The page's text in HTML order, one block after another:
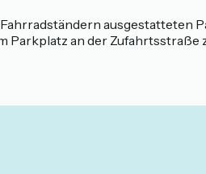
ausgestatteten
Parkplatz an der